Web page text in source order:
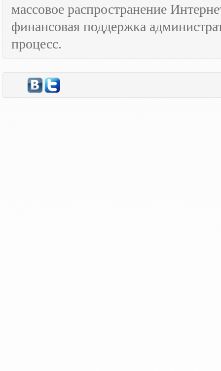
массовое распространение
финансовая поддержка
процесс.